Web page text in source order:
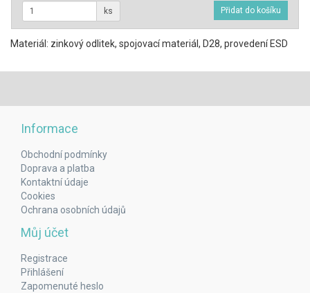
ks
Materiál: zinkový odlitek, spojovací materiál, D28, provedení ESD
Informace
Obchodní podmínky
Doprava a platba
Kontaktní údaje
Cookies
Ochrana osobních údajů
Můj účet
Registrace
Přihlášení
Zapomenuté heslo